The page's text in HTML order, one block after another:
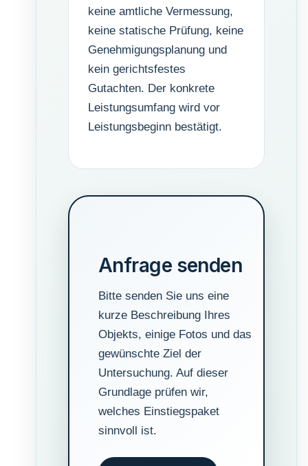
keine amtliche Vermessung,
keine statische Prüfung, keine
Genehmigungsplanung und
kein gerichtsfestes
Gutachten. Der konkrete
Leistungsumfang wird vor
Leistungsbeginn bestätigt.
Anfrage senden
Bitte senden Sie uns eine
kurze Beschreibung Ihres
Objekts, einige Fotos und das
gewünschte Ziel der
Untersuchung. Auf dieser
Grundlage prüfen wir,
welches Einstiegspaket
sinnvoll ist.